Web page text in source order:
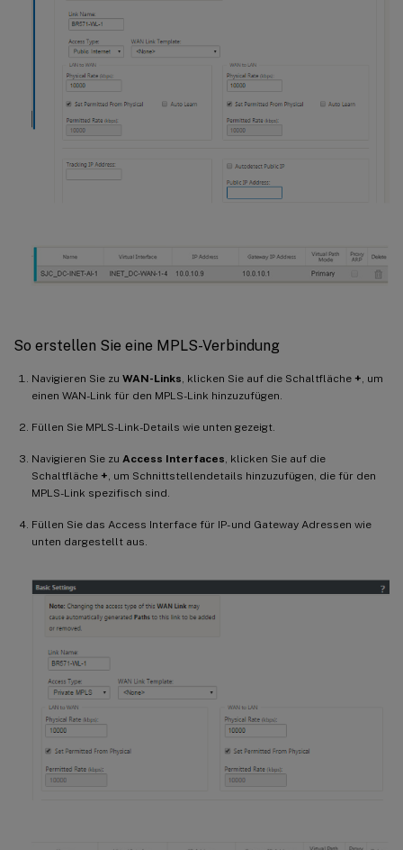
So erstellen Sie eine MPLS-Verbindung
Navigieren Sie zu WAN-Links , klicken Sie auf die Schaltfläche + , um
einen WAN-Link für den MPLS-Link hinzuzufügen.
Füllen Sie MPLS-Link-Details wie unten gezeigt.
Navigieren Sie zu Access Interfaces , klicken Sie auf die
Schaltfläche + , um Schnittstellendetails hinzuzufügen, die für den
MPLS-Link spezifisch sind.
Füllen Sie das Access Interface für IP- und Gateway Adressen wie
unten dargestellt aus.